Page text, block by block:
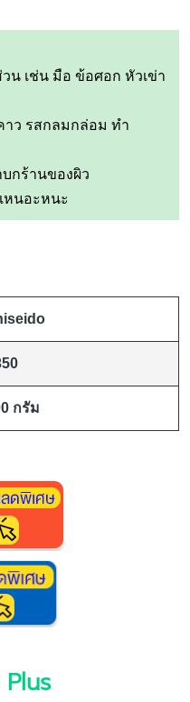
น เช่น มือ ข้อศอก หัวเข่า
ว รสกลมกล่อม ทำ
กร้านของผิว
หนอะหนะ
กรัม